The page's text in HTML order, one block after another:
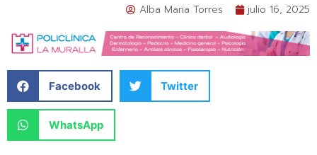
Alba Maria Torres julio 16, 2025
Facebook Twitter
WhatsApp